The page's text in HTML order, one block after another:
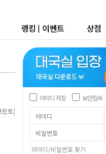
랭킹 | 이벤트 상점
린트]
아이디 저장 보안접속
아이디/비밀번호 찾기